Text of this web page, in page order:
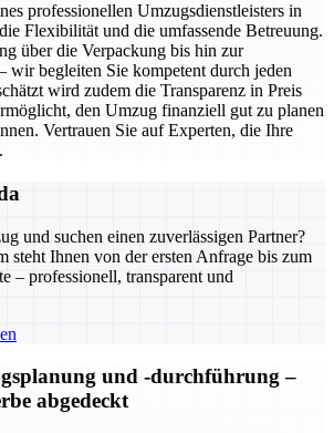
professionellen Umzugsdienstleisters in
Flexibilität und die umfassende Betreuung.
über die Verpackung bis hin zur
wir begleiten Sie kompetent durch jeden
wird zudem die Transparenz in Preis
den Umzug finanziell gut zu planen
Vertrauen Sie auf Experten, die Ihre
und suchen einen zuverlässigen Partner?
steht Ihnen von der ersten Anfrage bis zum
– professionell, transparent und
und -durchführung –
abgedeckt